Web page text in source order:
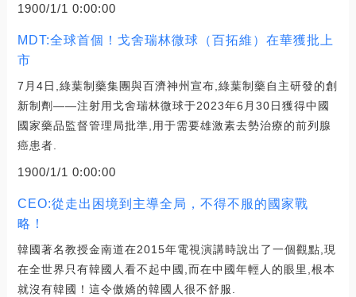
1900/1/1 0:00:00
MDT:全球首個！戈舍瑞林微球（百拓維）在華獲批上
市
7月4日,綠葉制藥集團與百濟神州宣布,綠葉制藥自主研發的創
新制劑——注射用戈舍瑞林微球于2023年6月30日獲得中國
國家藥品監督管理局批準,用于需要雄激素去勢治療的前列腺
癌患者.
1900/1/1 0:00:00
CEO:從走出困境到主導全局，不得不服的國家戰
略！
韓國著名教授金南道在2015年電視演講時說出了一個觀點,現
在全世界只有韓國人看不起中國,而在中國年輕人的眼里,根本
就沒有韓國！這令傲嬌的韓國人很不舒服.